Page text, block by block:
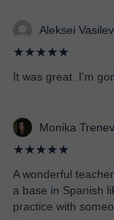
Aleksei Vasilev
★★★★★
It was great. I'm
Monika
★★★★★
A wonderful
a base in Spanish
practice with